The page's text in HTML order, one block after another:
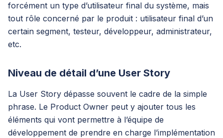
forcément un type d’utilisateur final du système, mais
tout rôle concerné par le produit : utilisateur final d’un
certain segment, testeur, développeur, administrateur,
etc.
Niveau de détail d’une User Story
La User Story dépasse souvent le cadre de la simple
phrase. Le Product Owner peut y ajouter tous les
éléments qui vont permettre à l’équipe de
développement de prendre en charge l’implémentation